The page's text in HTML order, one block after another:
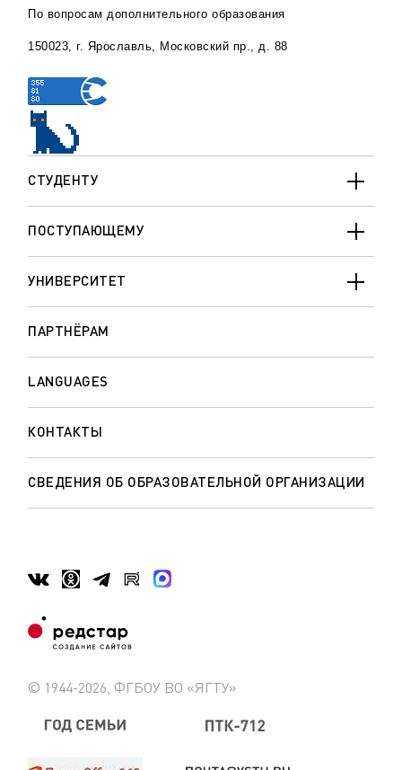
СТУДЕНТУ
ПОСТУПАЮЩЕМУ
УНИВЕРСИТЕТ
ПАРТНЁРАМ
LANGUAGES
КОНТАКТЫ
СВЕДЕНИЯ ОБ ОБРАЗОВАТЕЛЬНОЙ ОРГАНИЗАЦИИ
По вопросам дополнительного образования
150023, г. Ярославль, Московский пр., д. 88
© 1944-2026, ФГБОУ ВО «ЯГТУ»